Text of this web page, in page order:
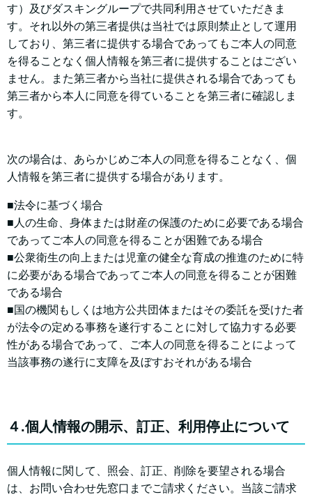
す）及びダスキングループで共同利用させていただきま
す。それ以外の第三者提供は当社では原則禁止として運用
しており、第三者に提供する場合であってもご本人の同意
を得ることなく個人情報を第三者に提供することはござい
ません。また第三者から当社に提供される場合であっても
第三者から本人に同意を得ていることを第三者に確認しま
す。
次の場合は、あらかじめご本人の同意を得ることなく、個
人情報を第三者に提供する場合があります。
■法令に基づく場合
■人の生命、身体または財産の保護のために必要である場合
であってご本人の同意を得ることが困難である場合
■公衆衛生の向上または児童の健全な育成の推進のために特
に必要がある場合であってご本人の同意を得ることが困難
である場合
■国の機関もしくは地方公共団体またはその委託を受けた者
が法令の定める事務を遂行することに対して協力する必要
性がある場合であって、ご本人の同意を得ることによって
当該事務の遂行に支障を及ぼすおそれがある場合
４.個人情報の開示、訂正、利用停止について
個人情報に関して、照会、訂正、削除を要望される場合
は、お問い合わせ先窓口までご請求ください。当該ご請求